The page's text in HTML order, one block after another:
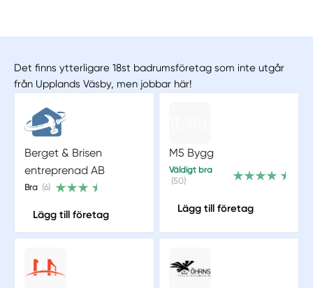
Det finns ytterligare 18st badrumsföretag som inte utgår
från Upplands Väsby, men jobbar här!
Berget & Brisen
entreprenad AB
Bra (6)
Lägg till företag
M5 Bygg
Väldigt bra
(50)
Lägg till företag